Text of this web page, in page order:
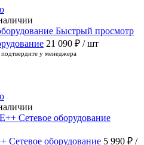
Быстрый просмотр
21 090 ₽ / шт
у менеджера
Сетевое оборудование 5 990 ₽ /